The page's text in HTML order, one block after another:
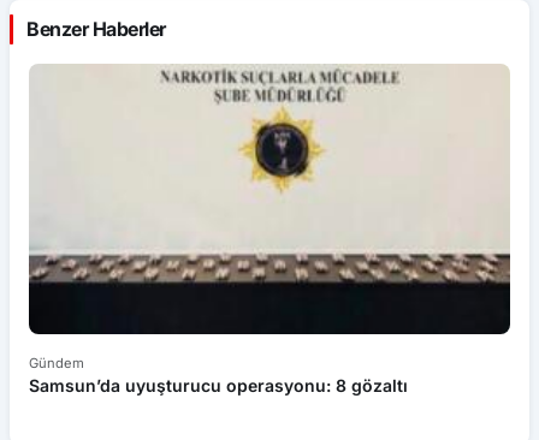
Benzer Haberler
Gündem
Samsun’da uyuşturucu operasyonu: 8 gözaltı